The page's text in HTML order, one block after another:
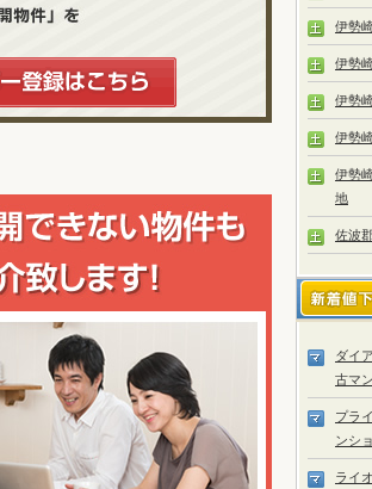
伊勢
伊勢
伊勢
伊勢
伊勢
地
佐波
ダイ
古マ
プラ
ンシ
ライ